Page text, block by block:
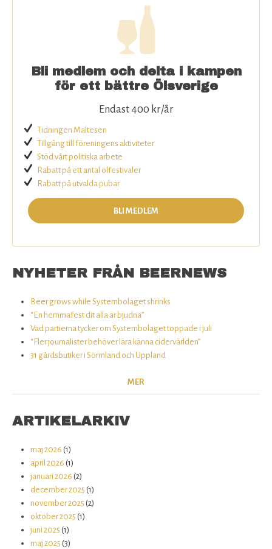
Om SÖ
Bli medlem och delta i kampen
för ett bättre Ölsverige
Endast 400 kr/år
Tidningen Maltesen
Tillgång till föreningens aktiviteter
Stöd vårt politiska arbete
Rabatt på ett antal ölfestivaler
Rabatt på utvalda pubar
BLI MEDLEM
NYHETER FRÅN BEERNEWS
Beer grows while Systembolaget shrinks
“En hemmafest dit alla är bjudna”
Vad partierna tycker om Systembolaget toppade i juli
“Fler journalister behöver lära känna cidervärlden”
31 gårdsbutiker i Sörmland och Uppland
MER
ARTIKELARKIV
maj 2026 (1)
april 2026 (1)
januari 2026 (2)
december 2025 (1)
november 2025 (2)
oktober 2025 (1)
juni 2025 (1)
maj 2025 (3)